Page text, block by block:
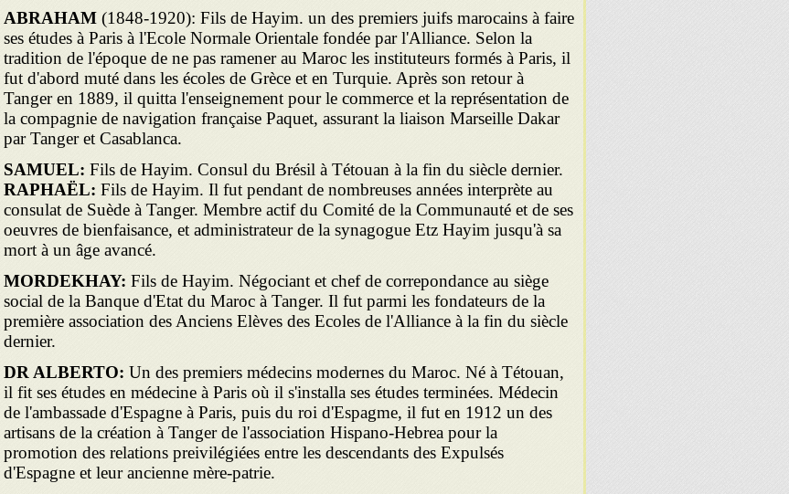
ABRAHAM (1848-1920): Fils de Hayim. un des premiers juifs marocains à faire
ses études à Paris à l'Ecole Normale Orientale fondée par l'Alliance. Selon la
tradition de l'époque de ne pas ramener au Maroc les instituteurs formés à Paris, il
fut d'abord muté dans les écoles de Grèce et en Turquie. Après son retour à
Tanger en 1889, il quitta l'enseignement pour le com­merce et la représentation de
la compagnie de navigation française Paquet, assurant la liaison Marseille Dakar
par Tanger et Casablanca.
SAMUEL: Fils de Hayim. Consul du Brésil à Tétouan à la fin du siècle dernier.
RAPHAËL: Fils de Hayim. Il fut pendant de nombreuses années interprète au
consulat de Suède à Tanger. Membre actif du Comité de la Communauté et de ses
oeuvres de bienfaisance, et administrateur de la synagogue Etz Hayim jusqu'à sa
mort à un âge avancé.
MORDEKHAY: Fils de Hayim. Négo­ciant et chef de correpondance au siège
social de la Banque d'Etat du Maroc à Tanger. Il fut parmi les fondateurs de la
première association des Anciens Elèves des Ecoles de l'Alliance à la fin du siècle
dernier.
DR ALBERTO: Un des premiers médecins modernes du Maroc. Né à Tétouan,
il fit ses études en médecine à Paris où il s'installa ses études terminées. Médecin
de l'ambassade d'Espagne à Paris, puis du roi d'Espagme, il fut en 1912 un des
artisans de la création à Tanger de l'association Hispano-Hebrea pour la
promotion des relations preivilégiées entre les descendants des Expulsés
d'Espagne et leur ancienne mère-patrie.